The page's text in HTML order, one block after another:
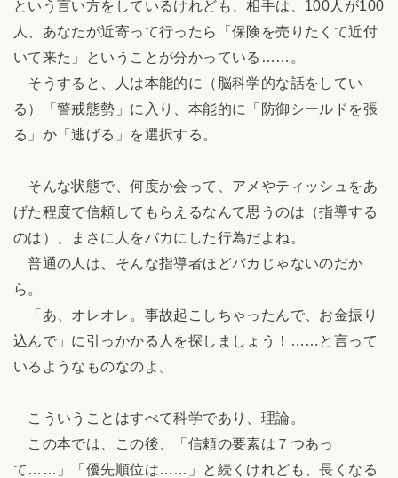
という言い方をしているけれども、相手は、100人が100
人、あなたが近寄って行ったら「保険を売りたくて近付
いて来た」ということが分かっている……。
そうすると、人は本能的に（脳科学的な話をしてい
る）「警戒態勢」に入り、本能的に「防御シールドを張
る」か「逃げる」を選択する。
そんな状態で、何度か会って、アメやティッシュをあ
げた程度で信頼してもらえるなんて思うのは（指導する
のは）、まさに人をバカにした行為だよね。
普通の人は、そんな指導者ほどバカじゃないのだか
ら。
「あ、オレオレ。事故起こしちゃったんで、お金振り
込んで」に引っかかる人を探しましょう！……と言って
いるようなものなのよ。
こういうことはすべて科学であり、理論。
この本では、この後、「信頼の要素は７つあっ
て……」「優先順位は……」と続くけれども、長くなる